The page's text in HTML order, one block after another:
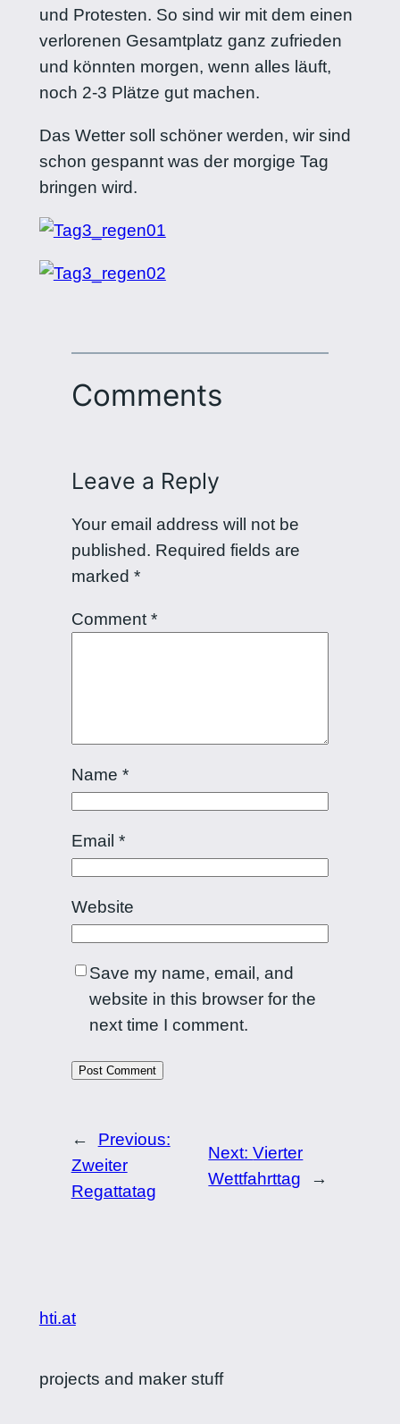
und Protesten. So sind wir mit dem einen
verlorenen Gesamtplatz ganz zufrieden
und könnten morgen, wenn alles läuft,
noch 2-3 Plätze gut machen.
Das Wetter soll schöner werden, wir sind
schon gespannt was der morgige Tag
bringen wird.
Comments
Leave a Reply
Your email address will not be
published. Required fields are
marked *
Comment *
Name *
Email *
Website
Save my name, email, and
website in this browser for the
next time I comment.
←
Previous:
Zweiter
Regattatag
Next:Vierter
Wettfahrttag
→
hti.at
projects and maker stuff